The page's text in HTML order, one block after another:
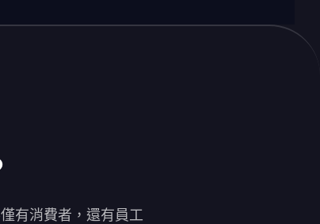
有消費者，還有員工